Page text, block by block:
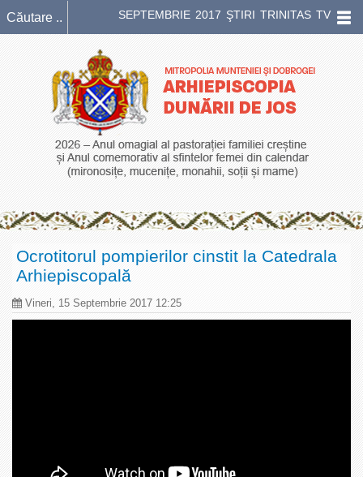
SEPTEMBRIE 2017 ŞTIRI TRINITAS TV
Ocrotitorul pompierilor cinstit la Catedrala
Arhiepiscopală
Vineri, 15 Septembrie 2017 12:25